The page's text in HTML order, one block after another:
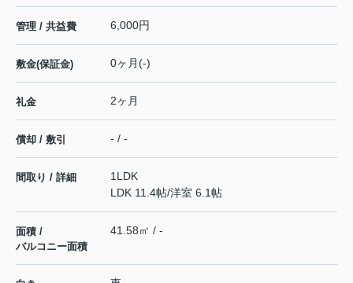
管理 / 共益費 6,000円
敷金(保証金) 0ヶ月(-)
礼金 2ヶ月
償却 / 敷引 - / -
間取り / 詳細
1LDK
LDK 11.4帖/洋室 6.1帖
面積 /
バルコニー面積
41.58㎡ / -